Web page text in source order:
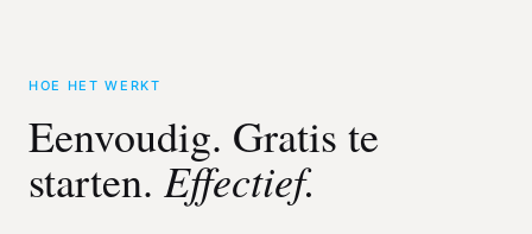
HOE HET WERKT
Eenvoudig. Gratis te
starten. Effectief.